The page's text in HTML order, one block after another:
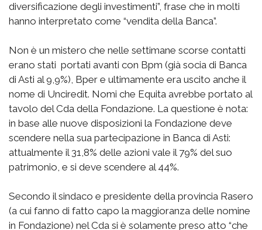
diversificazione degli investimenti”, frase che in molti
hanno interpretato come “vendita della Banca”.
Non è un mistero che nelle settimane scorse contatti
erano stati portati avanti con Bpm (già socia di Banca
di Asti al 9,9%), Bper e ultimamente era uscito anche il
nome di Unciredit. Nomi che Equita avrebbe portato al
tavolo del Cda della Fondazione. La questione è nota:
in base alle nuove disposizioni la Fondazione deve
scendere nella sua partecipazione in Banca di Asti:
attualmente il 31,8% delle azioni vale il 79% del suo
patrimonio, e si deve scendere al 44%.
Secondo il sindaco e presidente della provincia Rasero
(a cui fanno di fatto capo la maggioranza delle nomine
in Fondazione) nel Cda si è solamente preso atto “che